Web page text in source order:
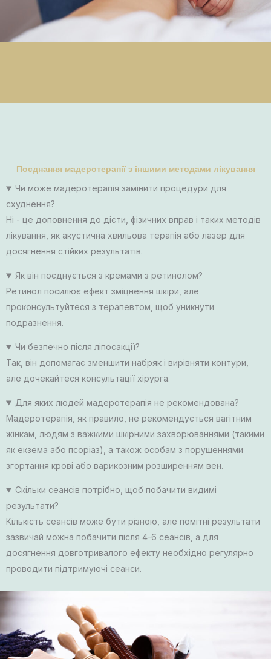
Поєднання мадеротерапії з іншими методами лікування
Чи може мадеротерапія замінити процедури для
схуднення?
Ні - це доповнення до дієти, фізичних вправ і таких методів
лікування, як акустична хвильова терапія або лазер для
досягнення стійких результатів.
Як він поєднується з кремами з ретинолом?
Ретинол посилює ефект зміцнення шкіри, але
проконсультуйтеся з терапевтом, щоб уникнути
подразнення.
Чи безпечно після ліпосакції?
Так, він допомагає зменшити набряк і вирівняти контури,
але дочекайтеся консультації хірурга.
Для яких людей мадеротерапія не рекомендована?
Мадеротерапія, як правило, не рекомендується вагітним
жінкам, людям з важкими шкірними захворюваннями (такими
як екзема або псоріаз), а також особам з порушеннями
згортання крові або варикозним розширенням вен.
Скільки сеансів потрібно, щоб побачити видимі
результати?
Кількість сеансів може бути різною, але помітні результати
зазвичай можна побачити після 4-6 сеансів, а для
досягнення довготривалого ефекту необхідно регулярно
проводити підтримуючі сеанси.